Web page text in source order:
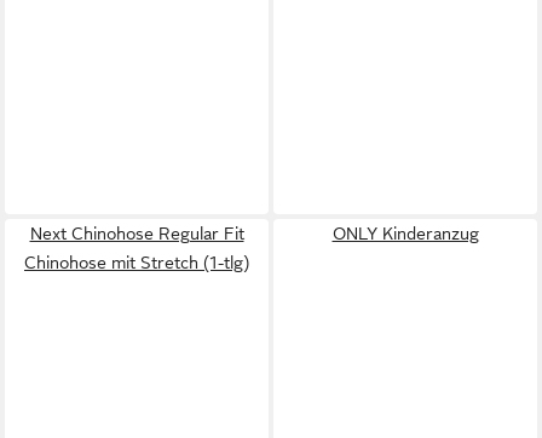
Next Chinohose Regular Fit
Chinohose mit Stretch (1-tlg)
ONLY Kinderanzug